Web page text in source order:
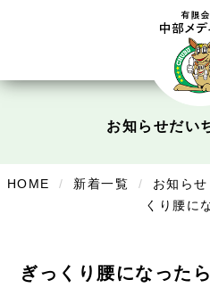
かえる堂鍼灸院 整骨院 うるま店
リラクゼーション
ボディコンフォート
在宅部門事務所
お知らせだい
HOME 新着一覧 お知らせ
くり腰に
ぎっくり腰になったら